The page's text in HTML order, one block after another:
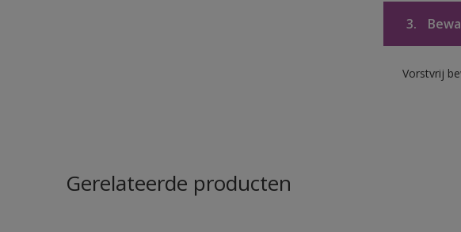
3.
Vorstvrij
Gerelateerde producten